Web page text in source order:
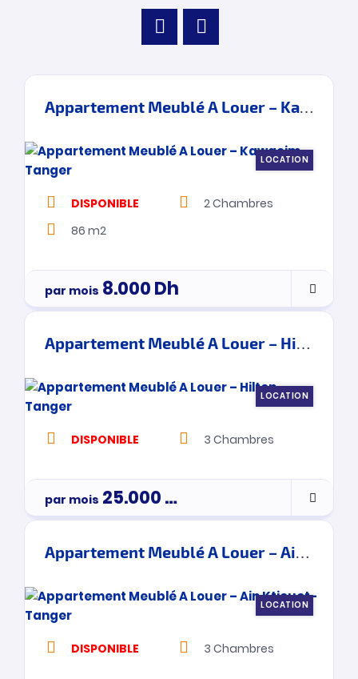
Appartement Meublé A Louer – Kawacim – Tanger
LOCATION
DISPONIBLE 2Chambres
86 m2
par mois 8.000Dh
Appartement Meublé A Louer – Hilton – Tanger
LOCATION
DISPONIBLE 3 Chambres
par mois 25.000Dh
Appartement Meublé A Louer – Ain Ktiouet- Tanger
LOCATION
DISPONIBLE 3 Chambres